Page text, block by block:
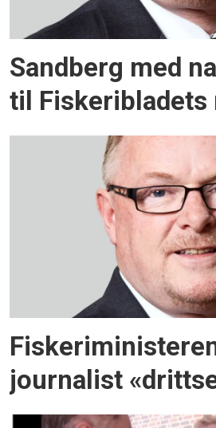
Sandberg med
til Fiskeribladets
journalist